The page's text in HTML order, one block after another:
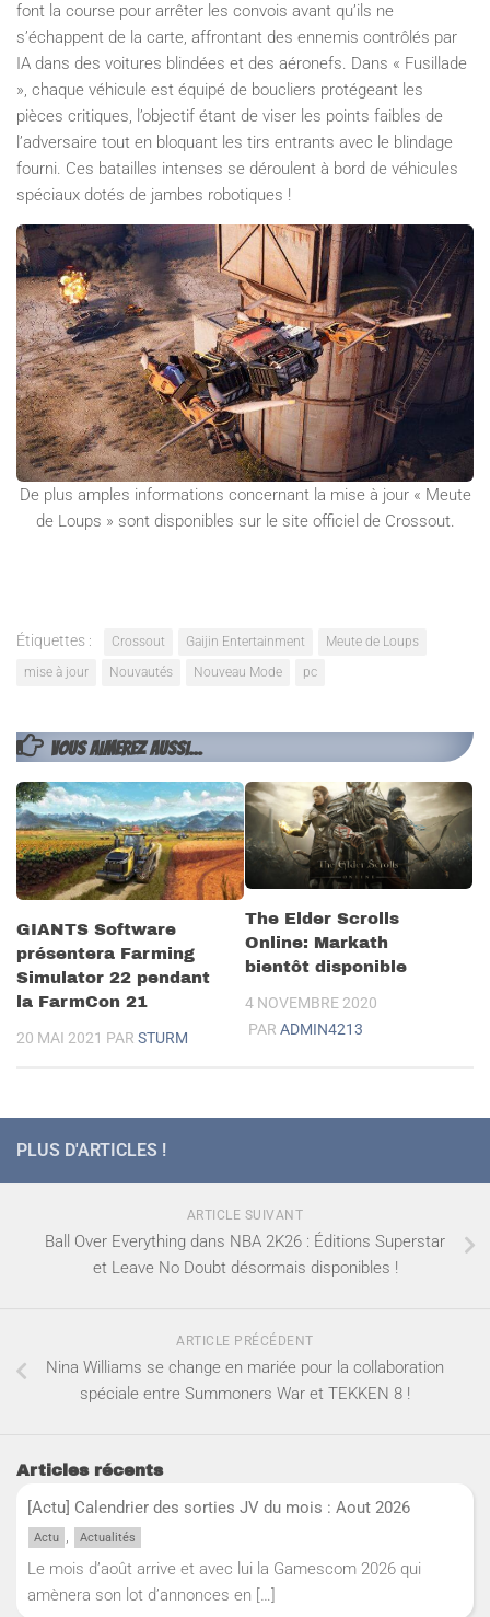
font la course pour arrêter les convois avant qu’ils ne
s’échappent de la carte, affrontant des ennemis contrôlés par
IA dans des voitures blindées et des aéronefs. Dans « Fusillade
», chaque véhicule est équipé de boucliers protégeant les
pièces critiques, l’objectif étant de viser les points faibles de
l’adversaire tout en bloquant les tirs entrants avec le blindage
fourni. Ces batailles intenses se déroulent à bord de véhicules
spéciaux dotés de jambes robotiques !
De plus amples informations concernant la mise à jour « Meute
de Loups » sont disponibles sur le site officiel de Crossout.
Étiquettes : Crossout Gaijin Entertainment
Meute de Loups
mise à jour
Nouvautés Nouveau Mode pc
VOUS AIMEREZ AUSSI...
GIANTS Software
présentera Farming
Simulator 22 pendant
la FarmCon 21
20 MAI 2021 PAR STURM
The Elder Scrolls
Online: Markath
bientôt disponible
4 NOVEMBRE 2020
PAR ADMIN4213
PLUS D'ARTICLES !
ARTICLE SUIVANT
Ball Over Everything dans NBA 2K26 : Éditions Superstar
et Leave No Doubt désormais disponibles !
ARTICLE PRÉCÉDENT
Nina Williams se change en mariée pour la collaboration
spéciale entre Summoners War et TEKKEN 8 !
Articles récents
[Actu] Calendrier des sorties JV du mois : Aout 2026
Actu , Actualités
Le mois d’août arrive et avec lui la Gamescom 2026 qui
amènera son lot d’annonces en […]